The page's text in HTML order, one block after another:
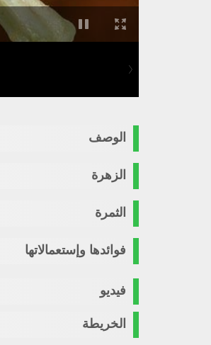
الوصف
الزهرة
الثمرة
فوائدها وإستعمالاتها
فيديو
الخريطة